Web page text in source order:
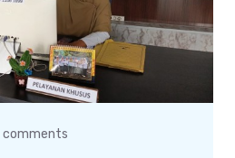
comments